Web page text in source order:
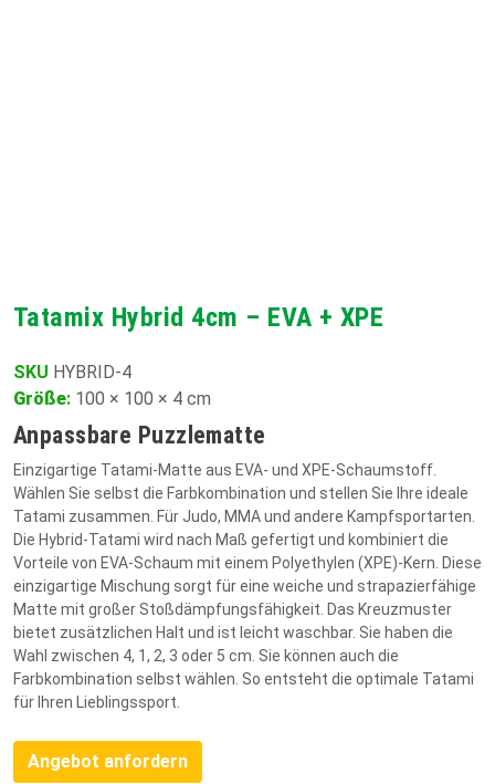
Tatamix Hybrid 4cm – EVA + XPE
SKU HYBRID-4
Größe: 100 × 100 × 4 cm
Anpassbare Puzzlematte
Einzigartige Tatami-Matte aus EVA- und XPE-Schaumstoff.
Wählen Sie selbst die Farbkombination und stellen Sie Ihre ideale
Tatami zusammen. Für Judo, MMA und andere Kampfsportarten.
Die Hybrid-Tatami wird nach Maß gefertigt und kombiniert die
Vorteile von EVA-Schaum mit einem Polyethylen (XPE)-Kern. Diese
einzigartige Mischung sorgt für eine weiche und strapazierfähige
Matte mit großer Stoßdämpfungsfähigkeit. Das Kreuzmuster
bietet zusätzlichen Halt und ist leicht waschbar. Sie haben die
Wahl zwischen 4, 1, 2, 3 oder 5 cm. Sie können auch die
Farbkombination selbst wählen. So entsteht die optimale Tatami
für Ihren Lieblingssport.
Angebot anfordern